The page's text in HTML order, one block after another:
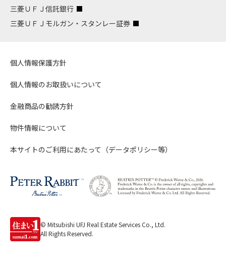
三菱ＵＦＪ信託銀行
三菱ＵＦＪモルガン・スタンレー証券
個人情報保護方針
個人情報のお取扱いについて
金融商品の勧誘方針
物件情報について
本サイトのご利用にあたって（データポリシー等）
© Mitsubishi UFJ Real Estate Services Co., Ltd.
All Rights Reserved.